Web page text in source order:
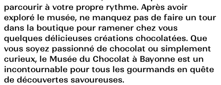
parcourir à votre propre rythme. Après avoir
exploré le musée, ne manquez pas de faire un tour
dans la boutique pour ramener chez vous
quelques délicieuses créations chocolatées. Que
vous soyez passionné de chocolat ou simplement
curieux, le Musée du Chocolat à Bayonne est un
incontournable pour tous les gourmands en quête
de découvertes savoureuses.